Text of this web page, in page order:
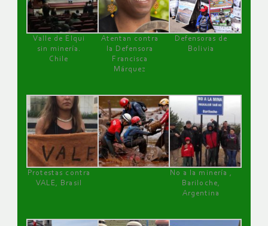
Valle de Elqui
sin minería.
Chile
Atentan contra
la Defensora
Francisca
Márquez
Defensoras de
Bolivia
Protestas contra
VALE, Brasil
No a la minería ,
Bariloche,
Argentina